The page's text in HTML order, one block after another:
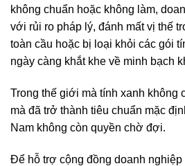
không chuẩn hoặc không làm,
với rủi ro pháp lý, đánh mất vị thế
toàn cầu hoặc bị loại khỏi các gói
ngày càng khắt khe về minh bạch
Trong thế giới mà tính xanh không
mà đã trở thành tiêu chuẩn mặc
Nam không còn quyền chờ đợi.
Để hỗ trợ cộng đồng doanh